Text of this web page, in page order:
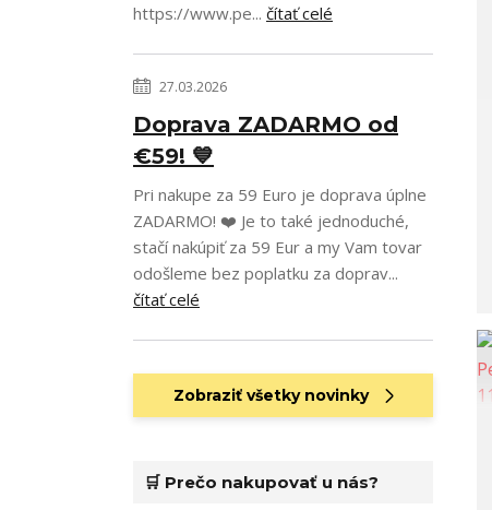
https://www.pe... čítať celé
27.03.2026
Doprava ZADARMO od
€59! 💙
Pri nakupe za 59 Euro je doprava úplne
ZADARMO! ❤️ Je to také jednoduché,
stačí nakúpiť za 59 Eur a my Vam tovar
odošleme bez poplatku za doprav...
čítať celé
Zobraziť všetky novinky
🛒 Prečo nakupovať u nás?